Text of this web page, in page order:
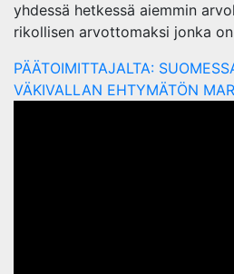
yhdessä hetkessä aiemmin
rikollisen arvottomaksi jonka on
PÄÄTOIMITTAJALTA:
VÄKIVALLAN EHTYMÄTÖN